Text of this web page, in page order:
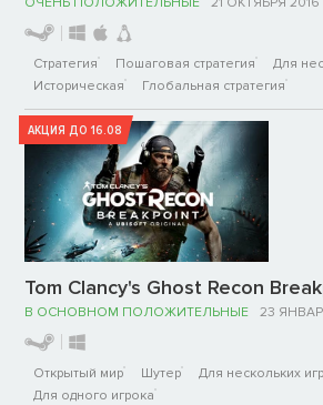
Стратегия Пошаговая стратегия
Для
Историческая
Глобальная стратегия
АКЦИЯ ДО 16.08
Tom Clancy's Ghost Recon
В ОСНОВНОМ ПОЛОЖИТЕЛЬНЫЕ 23
Открытый мир Шутер Для нескольких
Для одного игрока